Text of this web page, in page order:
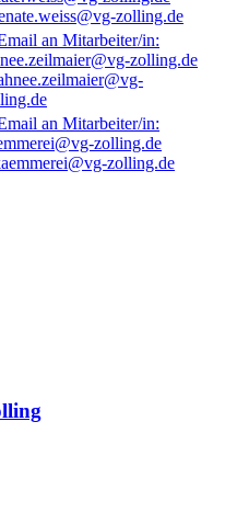
zolling.de
zolling.de